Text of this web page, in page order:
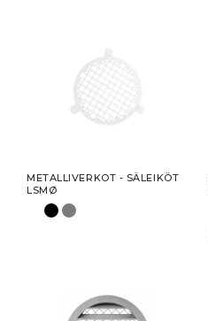
METALLIVERKOT - SÄLEIKÖT
LSMØ